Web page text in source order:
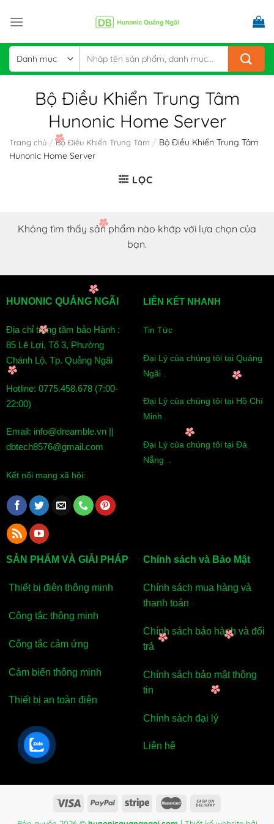
kiếm:
Bộ Điều Khiển Trung Tâm
Hunonic Home Server
Trang chủ / Bộ Điều Khiển Trung Tâm / Bộ Điều Khiển Trung Tâm
Hunonic Home Server
LỌC
Không tìm thấy sản phẩm nào khớp với lựa chọn của
bạn.
HUNONIC QUẢNG NGÃI
Địa chỉ trung tâm bảo Hành :
85 Lê Lợi, Tổ 3, Phường
Chánh Lộ, Tp. Quảng Ngãi
Hotline: 0775.458.678 (7:00-
22:00)
Email: info@dreamble.vn ||
dbtech8576@gmail.com
Kết nối mạng xã hội:
LIÊN KẾT NHANH
Tin Tức
Đại Lý của chúng tôi tại Quảng
Ngãi .
Đại Lý của chúng tôi tại Hồ Chí
Minh .
Đại Lý của chúng tôi tại Đà
Nẵng .
SẢN PHẨM VÀ GIẢI PHÁP
Thiết bị điện thông minh
Công tắc thông minh
Công tắc cảm ứng
Cảm biến thông minh
Thiết bị an toàn điện
Chính sách và Bảo Mật
Chính sách mua hàng và
thanh toán
Chính sách bảo hành và đổi
trả
Chính sách bảo mật thông
tin
Chính sách đại lý
Liên hệ